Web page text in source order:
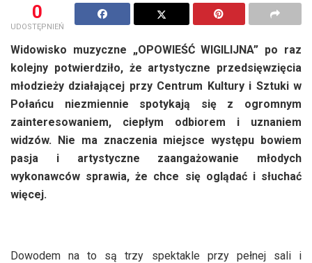
0
UDOSTĘPNIEŃ
Widowisko muzyczne „OPOWIEŚĆ WIGILIJNA” po raz
kolejny potwierdziło, że artystyczne przedsięwzięcia
młodzieży działającej przy Centrum Kultury i Sztuki w
Połańcu niezmiennie spotykają się z ogromnym
zainteresowaniem, ciepłym odbiorem i uznaniem
widzów. Nie ma znaczenia miejsce występu bowiem
pasja i artystyczne zaangażowanie młodych
wykonawców sprawia, że chce się oglądać i słuchać
więcej.
Dowodem na to są trzy spektakle przy pełnej sali i